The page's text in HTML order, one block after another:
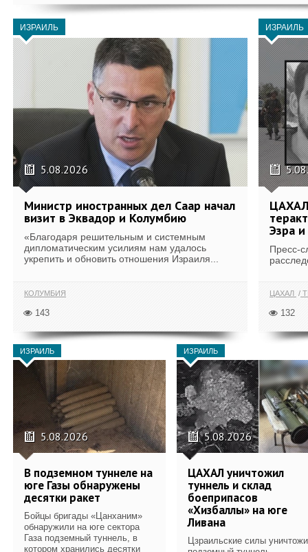
ИЗРАИЛЬ
5.08.2026
Министр иностранных дел Саар начал
визит в Эквадор и Колумбию
«Благодаря решительным и системным
дипломатическим усилиям нам удалось
укрепить и обновить отношения Израиля...
КОЛУМБИЯ
143
ИЗРАИЛЬ
ЦАХАЛ
Эзра
Пресс-
ЦАХАЛ
132
ИЗРАИЛЬ
5.08.2026
В подземном туннеле на
юге Газы обнаружены
десятки ракет
Бойцы бригады «Цанханим»
обнаружили на юге сектора
Газа подземный туннель, в
котором хранились десятки
ИЗРАИЛЬ
5.08.2026
ЦАХАЛ уничтожил
туннель и склад
боеприпасов
«Хизбаллы» на юге
Ливана
Цзраильские силы